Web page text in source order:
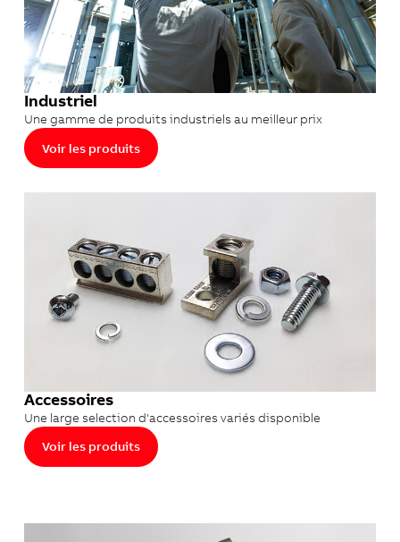
Industriel
Une gamme de produits industriels au meilleur prix
Voir les produits
Accessoires
Une large selection d'accessoires variés disponible
Voir les produits